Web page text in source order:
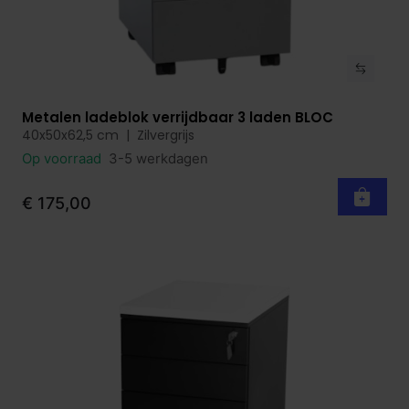
Bekijk product
Metalen ladeblok verrijdbaar 3 laden BLOC
40x50x62,5 cm | Zilvergrijs
Op voorraad 3-5 werkdagen
€ 175,00